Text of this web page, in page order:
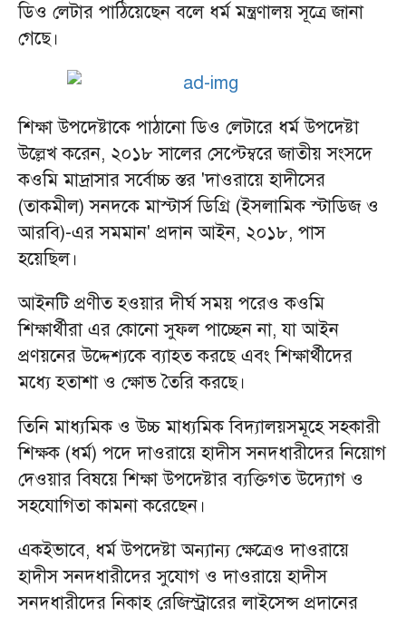
ডিও লেটার পাঠিয়েছেন বলে ধর্ম মন্ত্রণালয় সূত্রে জানা
গেছে।
শিক্ষা উপদেষ্টাকে পাঠানো ডিও লেটারে ধর্ম উপদেষ্টা
উল্লেখ করেন, ২০১৮ সালের সেপ্টেম্বরে জাতীয় সংসদে
কওমি মাদ্রাসার সর্বোচ্চ স্তর 'দাওরায়ে হাদীসের
(তাকমীল) সনদকে মাস্টার্স ডিগ্রি (ইসলামিক স্টাডিজ ও
আরবি)-এর সমমান' প্রদান আইন, ২০১৮, পাস
হয়েছিল।
আইনটি প্রণীত হওয়ার দীর্ঘ সময় পরেও কওমি
শিক্ষার্থীরা এর কোনো সুফল পাচ্ছেন না, যা আইন
প্রণয়নের উদ্দেশ্যকে ব্যাহত করছে এবং শিক্ষার্থীদের
মধ্যে হতাশা ও ক্ষোভ তৈরি করছে।
তিনি মাধ্যমিক ও উচ্চ মাধ্যমিক বিদ্যালয়সমূহে সহকারী
শিক্ষক (ধর্ম) পদে দাওরায়ে হাদীস সনদধারীদের নিয়োগ
দেওয়ার বিষয়ে শিক্ষা উপদেষ্টার ব্যক্তিগত উদ্যোগ ও
সহযোগিতা কামনা করেছেন।
একইভাবে, ধর্ম উপদেষ্টা অন্যান্য ক্ষেত্রেও দাওরায়ে
হাদীস সনদধারীদের সুযোগ ও দাওরায়ে হাদীস
সনদধারীদের নিকাহ রেজিস্ট্রারের লাইসেন্স প্রদানের